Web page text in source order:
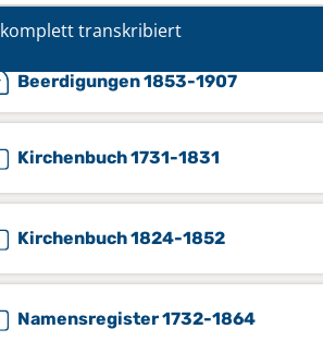
komplett transkribiert
Beerdigungen 1853-1907
Kirchenbuch 1731-1831
Kirchenbuch 1824-1852
Namensregister 1732-1864